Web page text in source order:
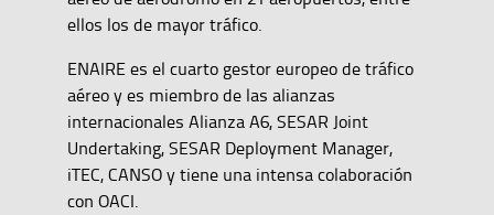
ellos los de mayor tráfico.
ENAIRE es el cuarto gestor europeo de tráfico
aéreo y es miembro de las alianzas
internacionales Alianza A6, SESAR Joint
Undertaking, SESAR Deployment Manager,
iTEC, CANSO y tiene una intensa colaboración
con OACI.